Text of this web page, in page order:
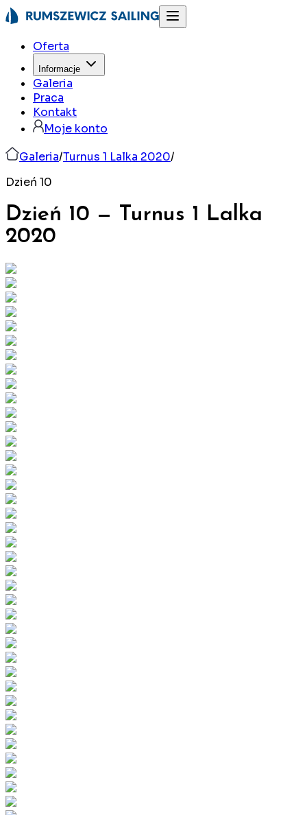
Oferta
Informacje
Galeria
Praca
Kontakt
Moje konto
Galeria/Turnus 1 Lalka 2020/
Dzień 10
Dzień 10 —
Turnus 1 Lalka
2020